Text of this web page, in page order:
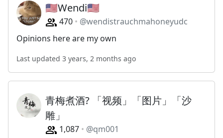
🇺🇸Wendi🇺🇸
470
@wendistrauchmahoneyudc
Opinions here are my own
Last updated 3 years, 2 months ago
青梅煮酒? 「视频」「图片」「沙
雕」
1,087
@qm001